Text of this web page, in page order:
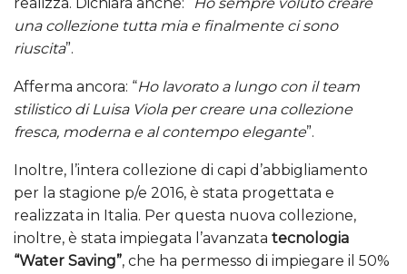
una collezione tutta mia e finalmente ci sono
riuscita”.
Afferma ancora: “Ho lavorato a lungo con il team
stilistico di Luisa Viola per creare una collezione
fresca, moderna e al contempo elegante”.
Inoltre, l’intera collezione di capi d’abbigliamento
per la stagione p/e 2016, è stata progettata e
realizzata in Italia. Per questa nuova collezione,
inoltre, è stata impiegata l’avanzata tecnologia
“Water Saving”, che ha permesso di impiegare il 50%